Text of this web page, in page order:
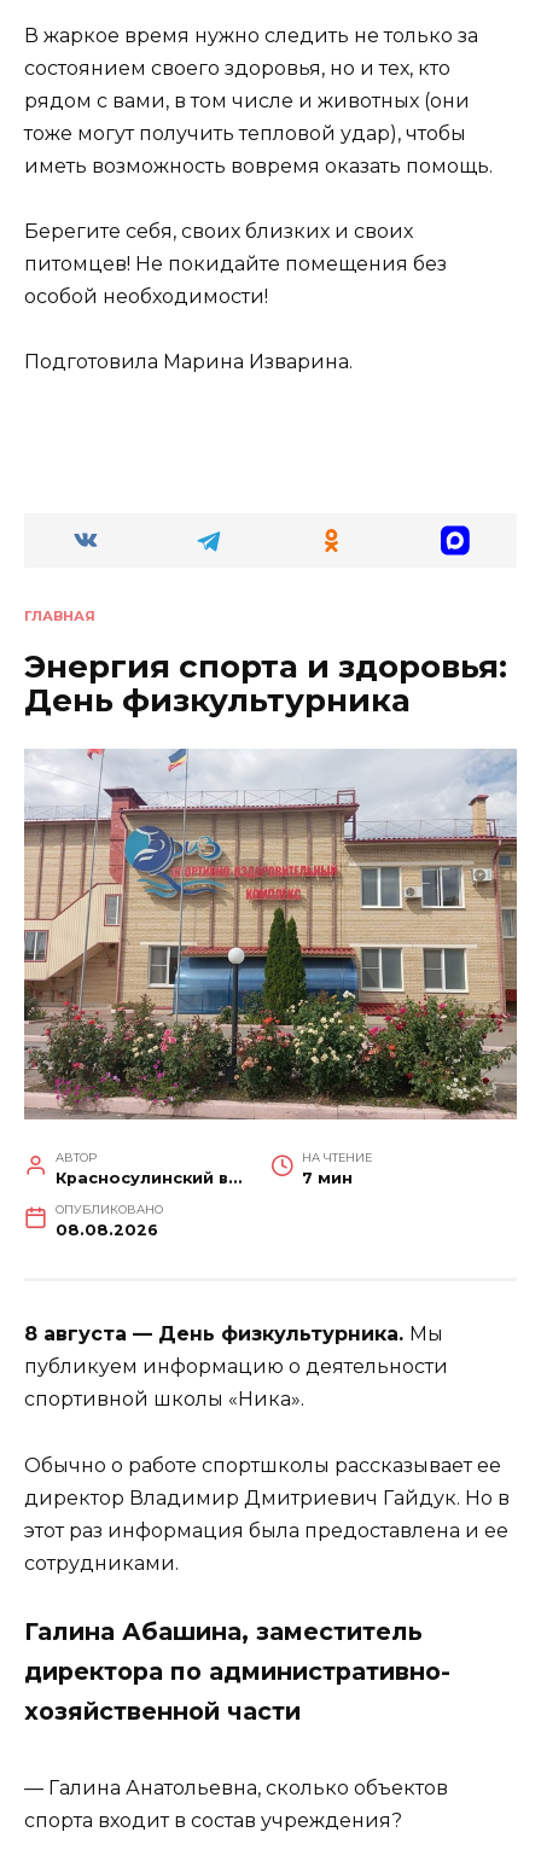
В жаркое время нужно следить не только за
состоянием своего здоровья, но и тех, кто
рядом с вами, в том числе и животных (они
тоже могут получить тепловой удар), чтобы
иметь возможность вовремя оказать помощь.
Берегите себя, своих близких и своих
питомцев! Не покидайте помещения без
особой необходимости!
Подготовила Марина Изварина.
ГЛАВНАЯ
Энергия спорта и здоровья:
День физкультурника
АВТОР
Красносулинский вестник
НА ЧТЕНИЕ
7 мин
ОПУБЛИКОВАНО
08.08.2026
8 августа — День физкультурника. Мы
публикуем информацию о деятельности
спортивной школы «Ника».
Обычно о работе спортшколы рассказывает ее
директор Владимир Дмитриевич Гайдук. Но в
этот раз информация была предоставлена и ее
сотрудниками.
Галина Абашина, заместитель
директора по административно-
хозяйственной части
— Галина Анатольевна, сколько объектов
спорта входит в состав учреждения?